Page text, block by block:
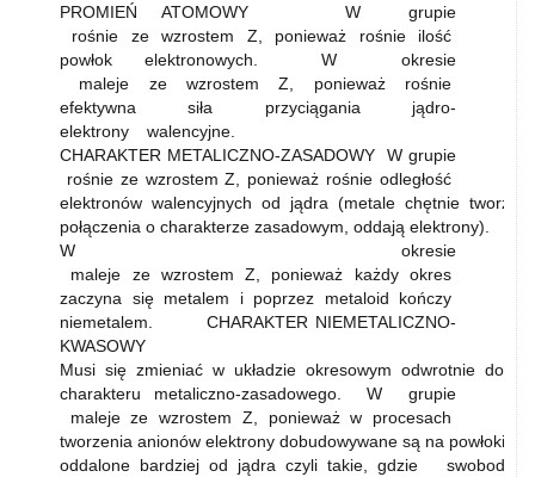
PROMIEŃ ATOMOWY W grupie
rośnie ze wzrostem Z, ponieważ rośnie ilość
powłok elektronowych. W okresie
maleje ze wzrostem Z, ponieważ rośnie
efektywna siła przyciągania jądro-
elektrony walencyjne.
CHARAKTER METALICZNO-ZASADOWY W grupie
rośnie ze wzrostem Z, ponieważ rośnie odległość
elektronów walencyjnych od jądra (metale chętnie tworzą
połączenia o charakterze zasadowym, oddają elektrony).
W okresie
maleje ze wzrostem Z, ponieważ każdy okres
zaczyna się metalem i poprzez metaloid kończy
niemetalem. CHARAKTER NIEMETALICZNO-
KWASOWY
Musi się zmieniać w układzie okresowym odwrotnie do
charakteru metaliczno-zasadowego. W grupie
maleje ze wzrostem Z, ponieważ w procesach
tworzenia anionów elektrony dobudowywane są na powłoki
oddalone bardziej od jądra czyli takie, gdzie swoboda